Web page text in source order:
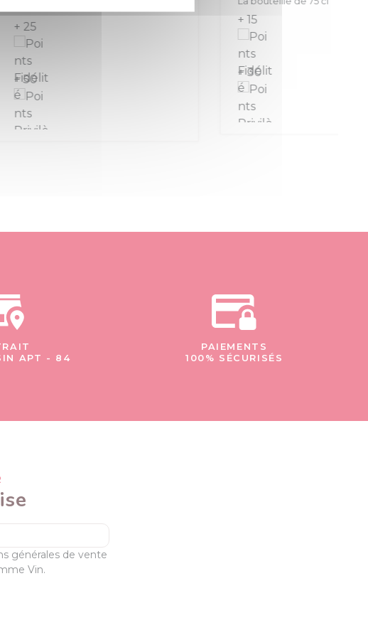
APT - 84
PAIEMENTS
100% SÉCURISÉS
générales de vente
Vin.